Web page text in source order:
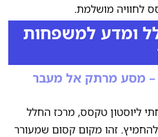
לחוויה מושלמת.
ומדע למשפחות
– מסע מרתק אל מעבר
ליוסטון טקסס, מרכז החלל
להחמיץ. זהו מקום קסום שמעורר